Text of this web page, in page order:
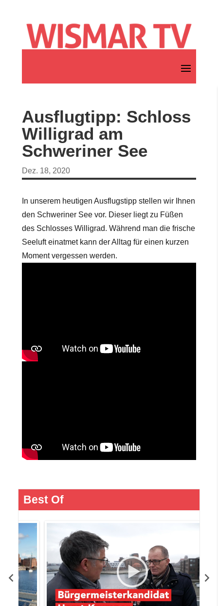
Ausflugtipp: Schloss
Willigrad am
Schweriner See
Dez. 18, 2020
In unserem heutigen Ausflugstipp stellen wir Ihnen
den Schweriner See vor. Dieser liegt zu Füßen
des Schlosses Willigrad. Während man die frische
Seeluft einatmet kann der Alltag für einen kurzen
Moment vergessen werden.
Best Of